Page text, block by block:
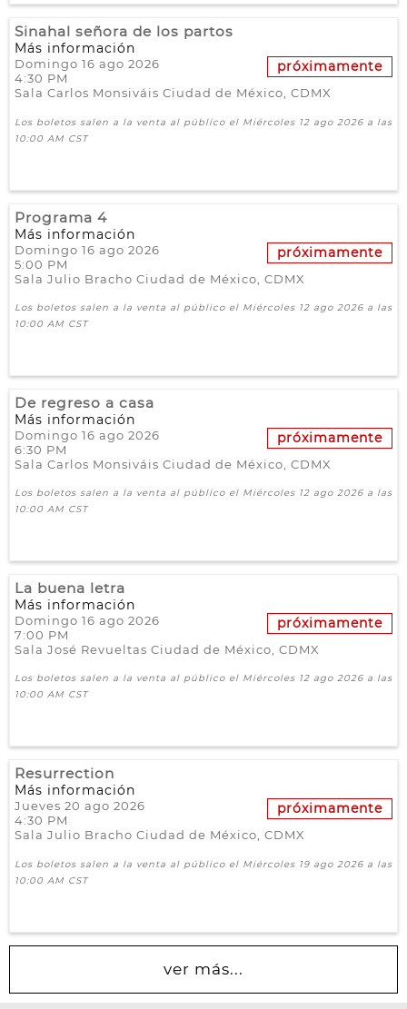
Sinahal señora de los partos
Más información
próximamente
Domingo 16 ago 2026
4:30 PM
Sala Carlos Monsiváis Ciudad de México, CDMX
Los boletos salen a la venta al público el Miércoles 12 ago 2026 a las
10:00 AM CST
Programa 4
Más información
próximamente
Domingo 16 ago 2026
5:00 PM
Sala Julio Bracho Ciudad de México, CDMX
Los boletos salen a la venta al público el Miércoles 12 ago 2026 a las
10:00 AM CST
De regreso a casa
Más información
próximamente
Domingo 16 ago 2026
6:30 PM
Sala Carlos Monsiváis Ciudad de México, CDMX
Los boletos salen a la venta al público el Miércoles 12 ago 2026 a las
10:00 AM CST
La buena letra
Más información
próximamente
Domingo 16 ago 2026
7:00 PM
Sala José Revueltas Ciudad de México, CDMX
Los boletos salen a la venta al público el Miércoles 12 ago 2026 a las
10:00 AM CST
Resurrection
Más información
próximamente
Jueves 20 ago 2026
4:30 PM
Sala Julio Bracho Ciudad de México, CDMX
Los boletos salen a la venta al público el Miércoles 19 ago 2026 a las
10:00 AM CST
ver más...